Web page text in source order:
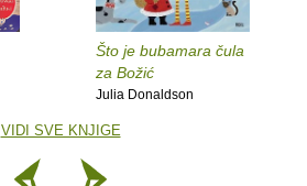
Što je bubamara čula
za Božić
Julia Donaldson
VIDI SVE KNJIGE